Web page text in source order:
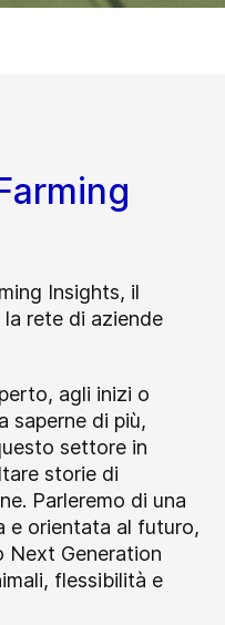
Insights, il
rete di aziende
agli inizi o
saperne di più,
settore in
storie di
Parleremo di una
e orientata al futuro,
Next Generation
flessibilità e